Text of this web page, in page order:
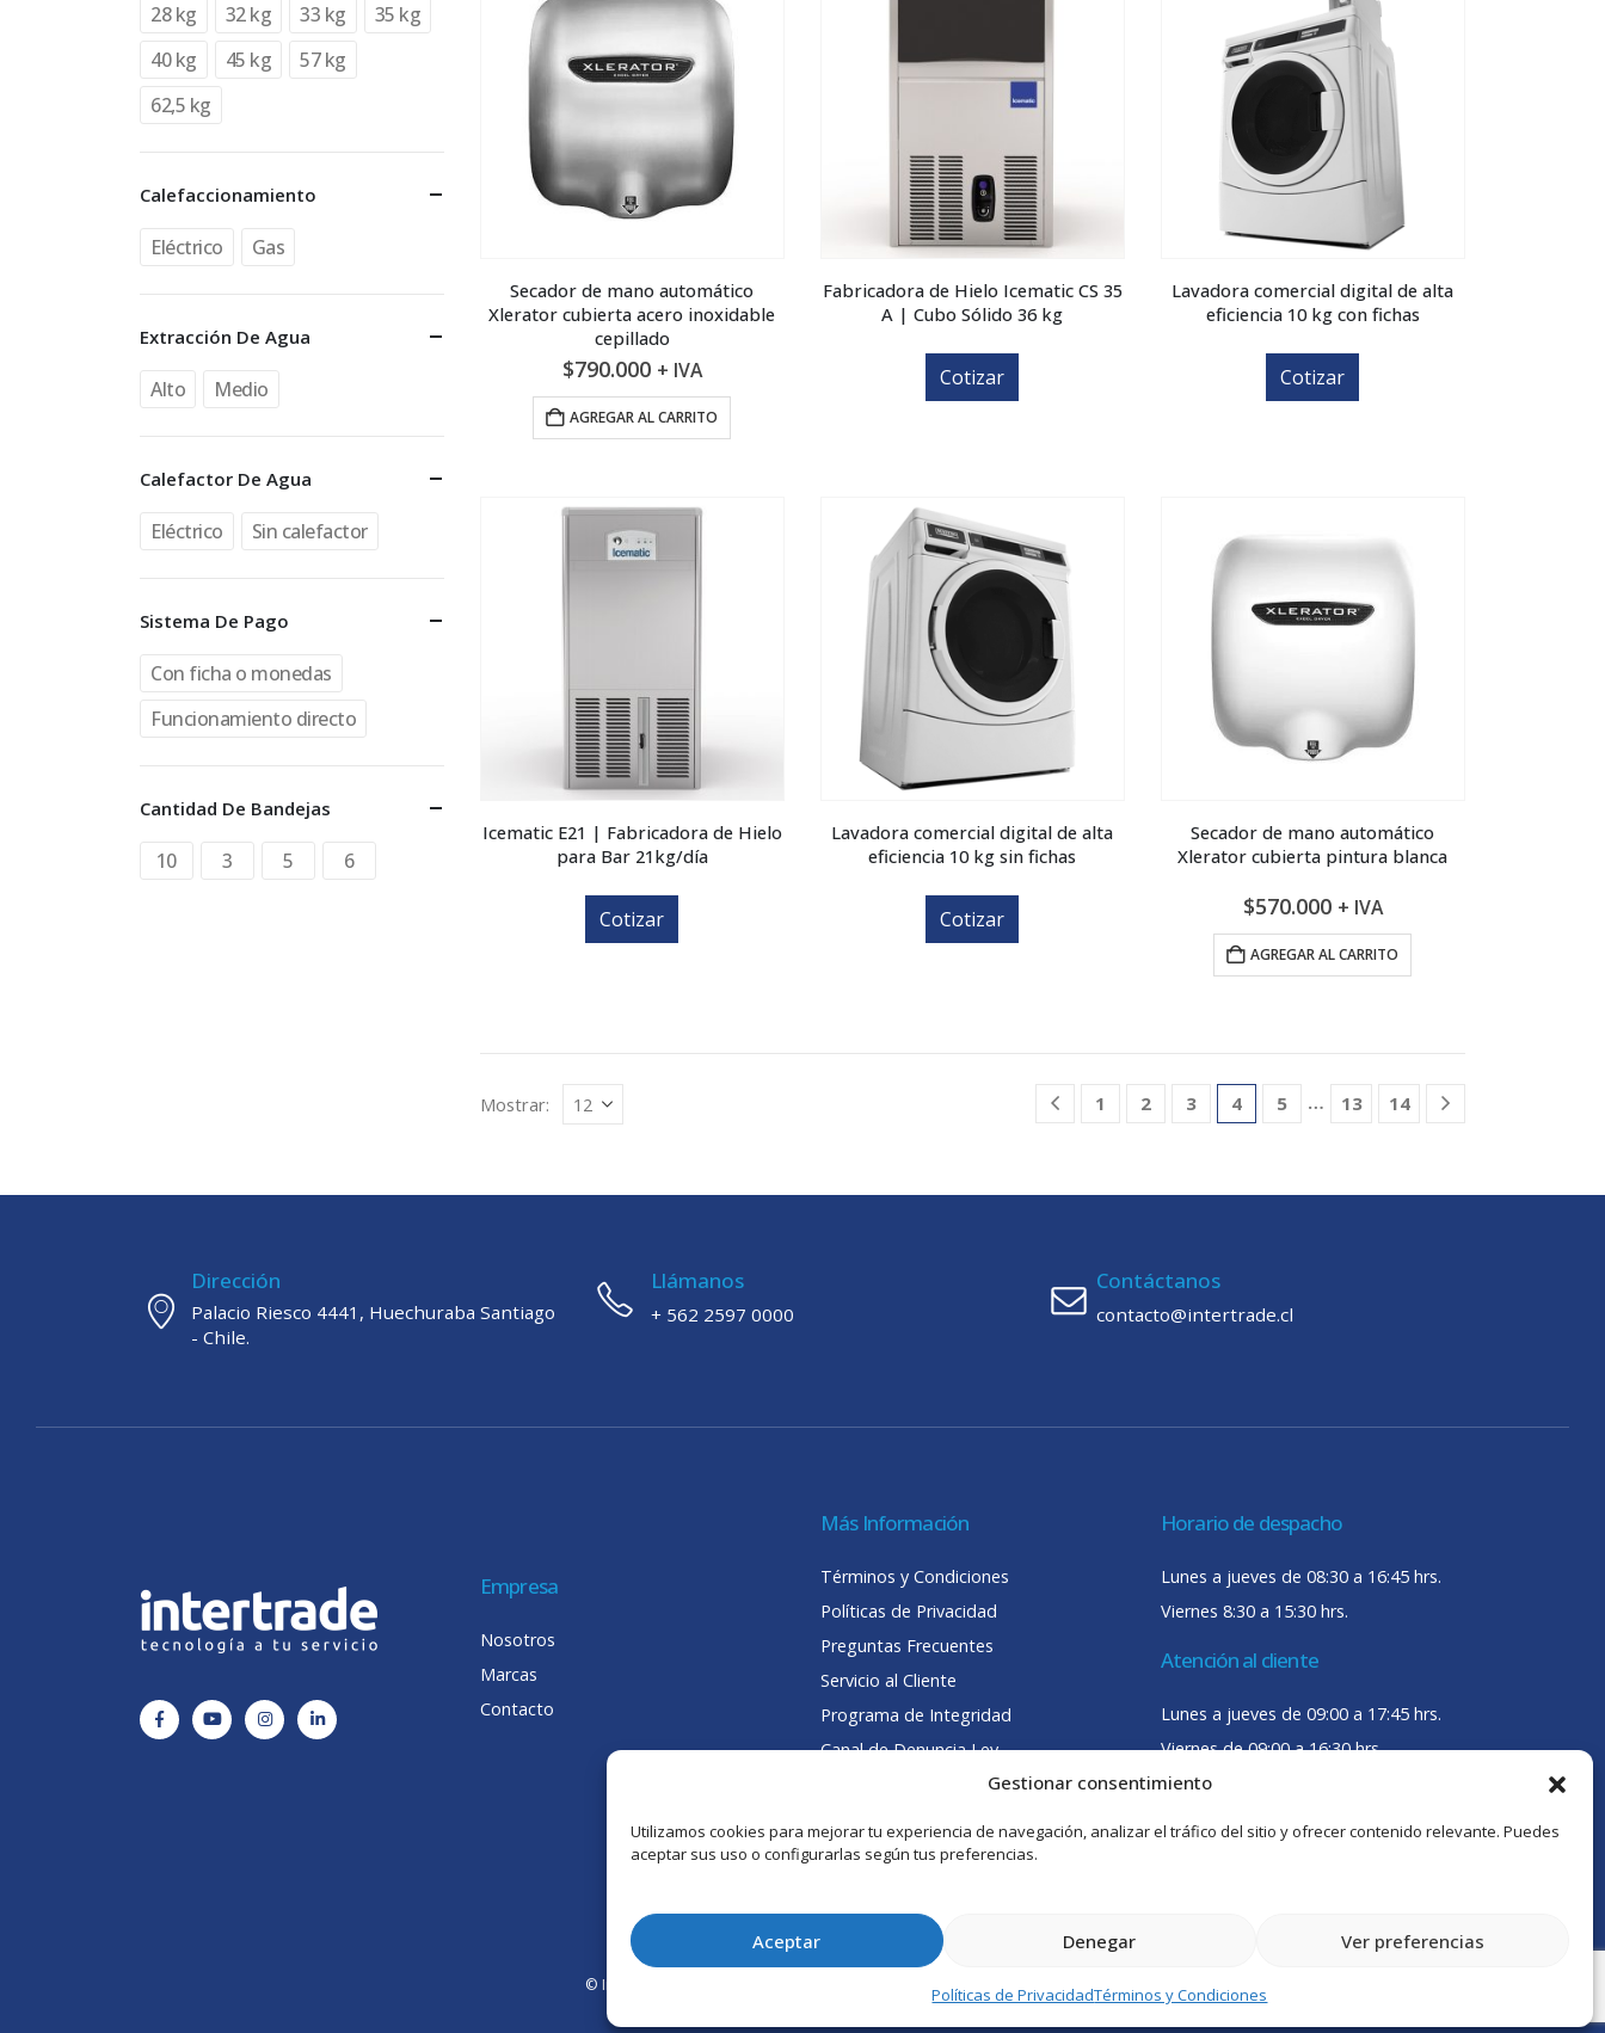
Gestionar consentimiento
Utilizamos cookies para mejorar tu experiencia de navegación, analizar el tráfico del sitio y ofrecer contenido relevante. Puedes
aceptar sus uso o configurarlas según tus preferencias.
Aceptar Denegar Ver preferencias
Políticas de PrivacidadTérminos y Condiciones
Secador de mano automático
Xlerator cubierta acero inoxidable
cepillado
$790.000 + IVA
AGREGAR AL CARRITO
Fabricadora de Hielo Icematic CS 35
A | Cubo Sólido 36 kg
Cotizar
Lavadora comercial digital de alta
eficiencia 10 kg con fichas
Cotizar
Icematic E21 | Fabricadora de Hielo
para Bar 21kg/día
Cotizar
Lavadora comercial digital de alta
eficiencia 10 kg sin fichas
Cotizar
Secador de mano automático
Xlerator cubierta pintura blanca
$570.000 + IVA
AGREGAR AL CARRITO
Mostrar: 1 2 3 4 5 … 13 14
28 kg
32 kg 33 kg
35 kg
40 kg
45 kg
57 kg
62,5 kg
Calefaccionamiento
Eléctrico Gas
Extracción De Agua
Alto Medio
Calefactor De Agua
Eléctrico Sin calefactor
Sistema De Pago
Con ficha o monedas
Funcionamiento directo
Cantidad De Bandejas
10 3 5 6
Dirección
Palacio Riesco 4441, Huechuraba Santiago
- Chile.
Llámanos
+ 562 2597 0000
Contáctanos
contacto@intertrade.cl
Empresa
Nosotros
Marcas
Contacto
Más Información
Términos y Condiciones
Políticas de Privacidad
Preguntas Frecuentes
Servicio al Cliente
Programa de Integridad
Canal de Denuncia Ley
Horario de despacho
Lunes a jueves de 08:30 a 16:45 hrs.
Viernes 8:30 a 15:30 hrs.
Atención al cliente
Lunes a jueves de 09:00 a 17:45 hrs.
Viernes de 09:00 a 16:30 hrs.
© Intertrade Chile S.A. 2025. Todos los derechos reservados.